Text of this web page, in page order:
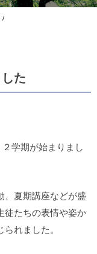
た
学期が始まりまし
、夏期講座などが盛
徒たちの表情や姿か
れました。